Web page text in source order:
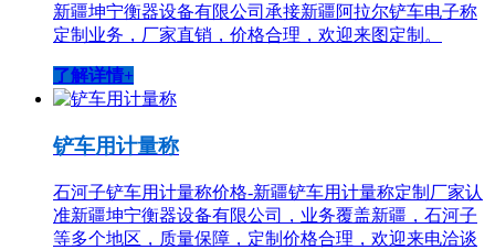
新疆坤宁衡器设备有限公司承接新疆阿拉尔铲车电子称
定制业务，厂家直销，价格合理，欢迎来图定制。
了解详情+
铲车用计量称
石河子铲车用计量称价格-新疆铲车用计量称定制厂家认
准新疆坤宁衡器设备有限公司，业务覆盖新疆，石河子
等多个地区，质量保障，定制价格合理，欢迎来电洽谈